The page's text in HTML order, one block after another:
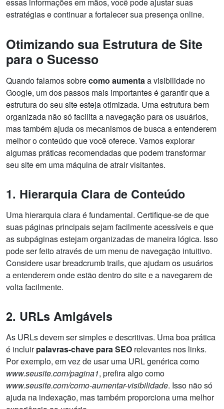
estratégias e continuar a fortalecer sua presença online.
Otimizando sua Estrutura de Site
para o Sucesso
Quando falamos sobrecomo aumentaa visibilidade no
Google, um dos passos mais importantes é garantir que a
estrutura do seu site esteja otimizada. Uma estrutura bem
organizada não só facilita a navegação para os usuários,
mas também ajuda os mecanismos de busca a entenderem
melhor o conteúdo que você oferece. Vamos explorar
algumas práticas recomendadas que podem transformar
seu site em uma máquina de atrair visitantes.
1. Hierarquia Clara de Conteúdo
Uma hierarquia clara é fundamental. Certifique-se de que
suas páginas principais sejam facilmente acessíveis e que
as subpáginas estejam organizadas de maneira lógica. Isso
pode ser feito através de um menu de navegação intuitivo.
Considere usar breadcrumb trails, que ajudam os usuários
a entenderem onde estão dentro do site e a navegarem de
volta facilmente.
2. URLs Amigáveis
As URLs devem ser simples e descritivas. Uma boa prática
é incluirpalavras-chave para SEO relevantes nos links.
Por exemplo, em vez de usar uma URL genérica como
www.seusite.com/pagina1, prefira algo como
www.seusite.com/como-aumentar-visibilidade. Isso não só
ajuda na indexação, mas também proporciona uma melhor